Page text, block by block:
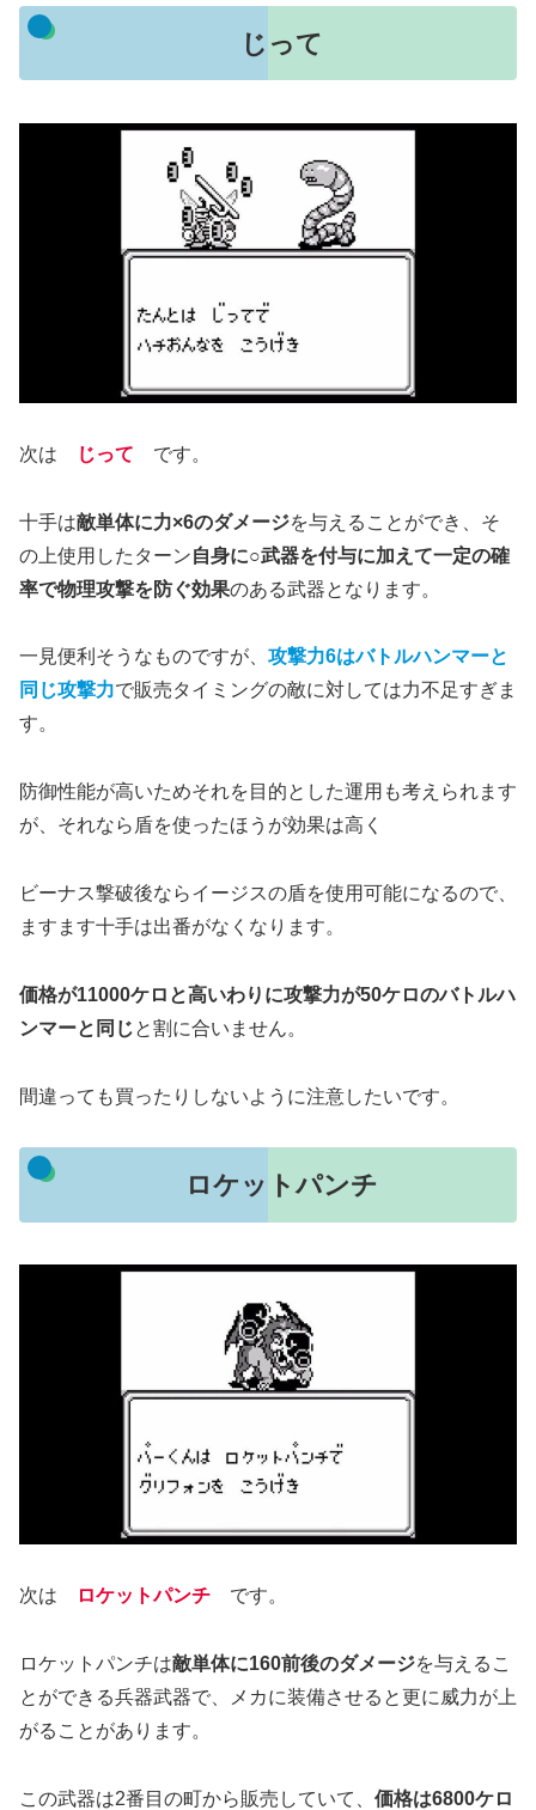
じって
次は じって です。
十手は敵単体に力×6のダメージを与えることができ、そ
の上使用したターン自身に○武器を付与に加えて一定の確
率で物理攻撃を防ぐ効果のある武器となります。
一見便利そうなものですが、 攻撃力6はバトルハンマーと
同じ攻撃力で販売タイミングの敵に対しては力不足すぎま
す。
防御性能が高いためそれを目的とした運用も考えられます
が、それなら盾を使ったほうが効果は高く
ビーナス撃破後ならイージスの盾を使用可能になるので、
ますます十手は出番がなくなります。
価格が11000ケロと高いわりに攻撃力が50ケロのバトルハ
ンマーと同じと割に合いません。
間違っても買ったりしないように注意したいです。
ロケットパンチ
次は ロケットパンチ です。
ロケットパンチは敵単体に160前後のダメージを与えるこ
とができる兵器武器で、メカに装備させると更に威力が上
がることがあります。
この武器は2番目の町から販売していて、 価格は6800ケロ